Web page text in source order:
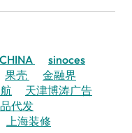
sinoces
果壳
金融界
天津博涛广告
代发
上海装修